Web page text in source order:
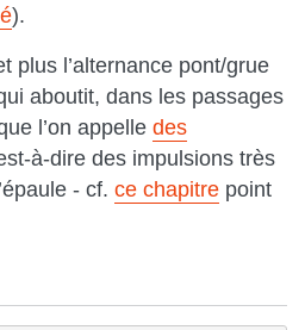
).
plus l’alternance pont/grue
aboutit, dans les passages
l’on appelle des
à-dire des impulsions très
- cf. ce chapitre point